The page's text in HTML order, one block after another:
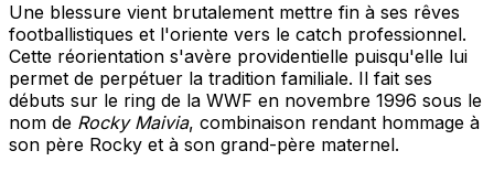
Une blessure vient brutalement mettre fin à ses rêves
footballistiques et l'oriente vers le catch professionnel.
Cette réorientation s'avère providentielle puisqu'elle lui
permet de perpétuer la tradition familiale. Il fait ses
débuts sur le ring de la WWF en novembre 1996 sous le
nom de Rocky Maivia, combinaison rendant hommage à
son père Rocky et à son grand-père maternel.